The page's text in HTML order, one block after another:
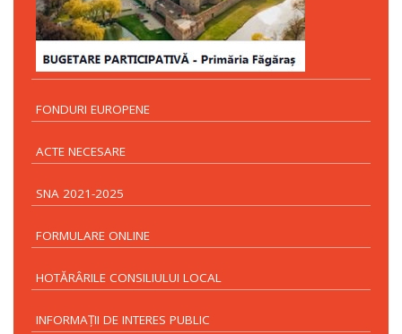
FONDURI EUROPENE
ACTE NECESARE
SNA 2021-2025
FORMULARE ONLINE
HOTĂRÂRILE CONSILIULUI LOCAL
INFORMAŢII DE INTERES PUBLIC